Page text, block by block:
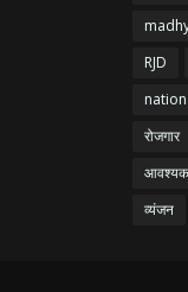
RJD
रोजगार
व्यंजन